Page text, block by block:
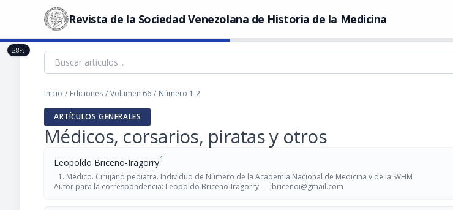
Revista de la Sociedad Venezolana de Historia de la Medicina
Inicio / Ediciones / Volumen 66 / Número 1-2
ARTÍCULOS GENERALES
Médicos, corsarios, piratas y otros
Leopoldo Briceño-Iragorry1
Médico. Cirujano pediatra. Individuo de Número de la Academia Nacional de Medicina y de la SVHM
Autor para la correspondencia: Leopoldo Briceño-Iragorry — lbricenoi@gmail.com
28%